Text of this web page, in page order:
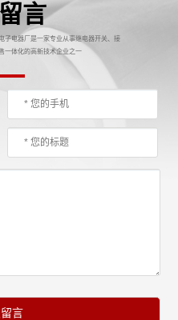
言
子电器厂是一家专业从事继电器开关、接
一体化的高新技术企业之一